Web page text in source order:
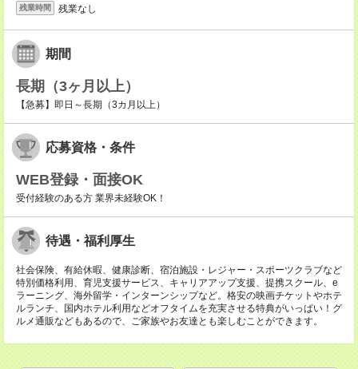
残業時間 残業なし
期間
長期（3ヶ月以上）
【急募】即日～長期（3カ月以上）
応募資格・条件
WEB登録・面接OK
受付経験のある方 業界未経験OK！
待遇・福利厚生
社会保険、有給休暇、健康診断、宿泊施設・レジャー・スポーツクラブなど
特別価格利用、育児支援サービス、キャリアアップ支援、提携スクール、e
ラーニング、海外留学・インターンシップなど。格安の映画チケットやホテ
ルランチ、国内ホテル利用などオフタイムを充実させる特典がいっぱい！グ
ルメ通販などもあるので、ご家族やお友達とも楽しむことができます。